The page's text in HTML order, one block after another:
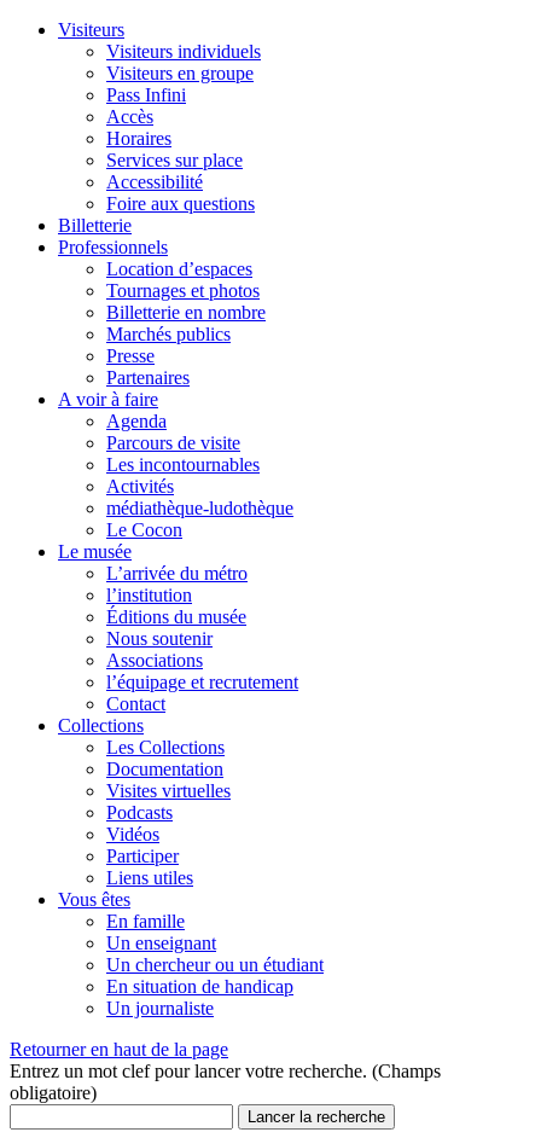
Visiteurs
Visiteurs individuels
Visiteurs en groupe
Pass Infini
Accès
Horaires
Services sur place
Accessibilité
Foire aux questions
Billetterie
Professionnels
Location d’espaces
Tournages et photos
Billetterie en nombre
Marchés publics
Presse
Partenaires
A voir à faire
Agenda
Parcours de visite
Les incontournables
Activités
médiathèque-ludothèque
Le Cocon
Le musée
L’arrivée du métro
l’institution
Éditions du musée
Nous soutenir
Associations
l’équipage et recrutement
Contact
Collections
Les Collections
Documentation
Visites virtuelles
Podcasts
Vidéos
Participer
Liens utiles
Vous êtes
En famille
Un enseignant
Un chercheur ou un étudiant
En situation de handicap
Un journaliste
Retourner en haut de la page
Entrez un mot clef pour lancer votre recherche. (Champs
obligatoire)
Lancer la recherche